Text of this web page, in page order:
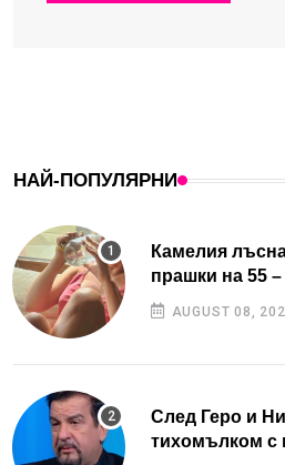
НАЙ-ПОПУЛЯРНИ
Камелия
прашки на 55
AUGUST 08,
След Геро и
тихомълком с